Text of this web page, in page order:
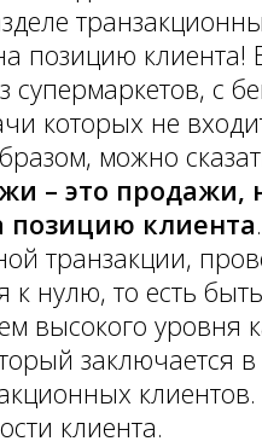
позицию клиента!
с
которых не
можно
– это продажи,
позицию клиента
транзакции,
к нулю, то есть быть
высокого уровня
заключается в
клиента.